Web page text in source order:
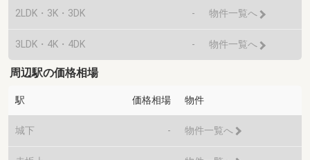
2LDK・3K・3DK - 物件一覧へ
3LDK・4K・4DK - 物件一覧へ
周辺駅の価格相場
駅 価格相場 物件
城下 - 物件一覧へ